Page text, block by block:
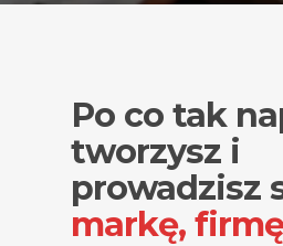
Po co tak
tworzysz i
prowadzisz
markę,